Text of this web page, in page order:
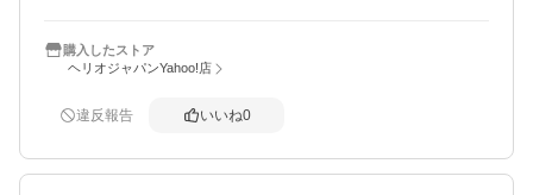
購入したストア
ヘリオジャパンYahoo!店
違反報告 いいね0